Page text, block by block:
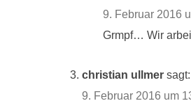
9. Februar 2016
Grmpf… Wir
christian ullmer sagt:
9. Februar 2016 um